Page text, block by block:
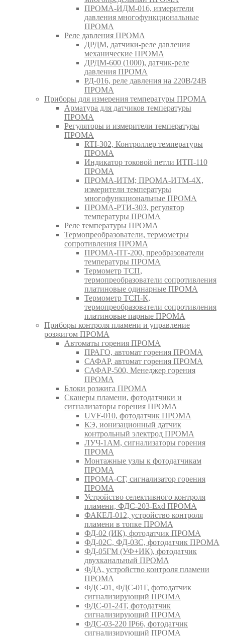
ПРОМА-ИДМ-016, измерители
давления многофункциональные
ПРОМА
Реле давления ПРОМА
ДРДМ, датчики-реле давления
механические ПРОМА
ДРДМ-600 (1000), датчик-реле
давления ПРОМА
РД-016, реле давления на 220В/24В
ПРОМА
Приборы для измерения температуры ПРОМА
Арматура для датчиков температуры
ПРОМА
Регуляторы и измерители температуры
ПРОМА
RTI-302, Контроллер температуры
ПРОМА
Индикатор токовой петли ИТП-110
ПРОМА
ПРОМА-ИТМ; ПРОМА-ИТМ-4Х,
измерители температуры
многофункциональные ПРОМА
ПРОМА-РТИ-303, регулятор
температуры ПРОМА
Реле температуры ПРОМА
Термопреобразователи, термометры
сопротивления ПРОМА
ПРОМА-ПТ-200, преобразователи
температуры ПРОМА
Термометр ТСП,
термопреобразователи сопротивления
платиновые одинарные ПРОМА
Термометр ТСП-К,
термопреобразователи сопротивления
платиновые парные ПРОМА
Приборы контроля пламени и управление
розжигом ПРОМА
Автоматы горения ПРОМА
ПРАГО, автомат горения ПРОМА
САФАР, автомат горения ПРОМА
САФАР-500, Менеджер горения
ПРОМА
Блоки розжига ПРОМА
Сканеры пламени, фотодатчики и
сигнализаторы горения ПРОМА
UVF-010, фотодатчик ПРОМА
КЭ, ионизационный датчик
контрольный электрод ПРОМА
ЛУЧ-1АМ, сигнализаторы горения
ПРОМА
Монтажные узлы к фотодатчикам
ПРОМА
ПРОМА-СГ, сигнализатор горения
ПРОМА
Устройство селективного контроля
пламени, ФДС-203-Exd ПРОМА
ФАКЕЛ-012, устройство контроля
пламени в топке ПРОМА
ФД-02 (ИК), фотодатчик ПРОМА
ФД-02С, ФД-03С, фотодатчик ПРОМА
ФД-05ГМ (УФ+ИК), фотодатчик
двухканальный ПРОМА
ФДА, устройство контроля пламени
ПРОМА
ФДС-01, ФДС-01Г, фотодатчик
сигнализирующий ПРОМА
ФДС-01-24Т, фотодатчик
сигнализирующий ПРОМА
ФДС-03-220 IP66, фотодатчик
сигнализирующий ПРОМА